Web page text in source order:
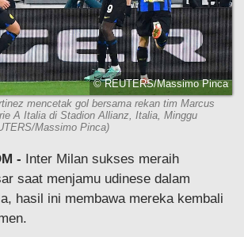
© REUTERS/Massimo Pinca
mencetak gol bersama rekan tim Marcus
A Italia di Stadion Allianz, Italia, Minggu
Massimo Pinca)
- Inter Milan sukses meraih
saat menjamu udinese dalam
hasil ini membawa mereka kembali